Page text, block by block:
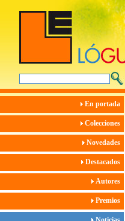
En portada
Colecciones
Novedades
Destacados
Autores
Premios